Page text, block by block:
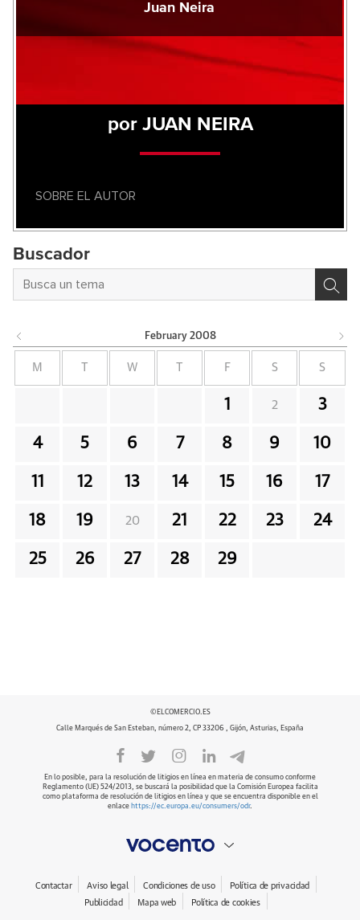
Juan Neira
por JUAN NEIRA
SOBRE EL AUTOR
Buscador
February 2008
M W F S S
1 2 3
4 5 6 7 8 9 10
11 12 13 14 15 16 17
18 19 20 21 22 23 24
25 26 27 28 29
©ELCOMERCIO.ES
Calle Marqués de San Esteban, número 2, CP 33206 , Gijón, Asturias, España
En lo posible, para la resolución de litigios en línea en materia de consumo conforme
Reglamento (UE) 524/2013, se buscará la posibilidad que la Comisión Europea facilita
como plataforma de resolución de litigios en línea y que se encuentra disponible en el
enlace https://ec.europa.eu/consumers/odr.
Contactar Aviso legal Condiciones de uso
Política de privacidad
Publicidad
Mapa web Política de cookies